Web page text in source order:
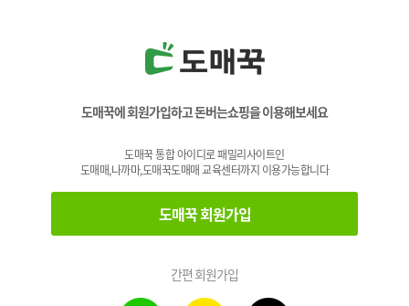
도매꾹에 회원가입하고 돈버는쇼핑을 이용해보세요
도매꾹 통합 아이디로 패밀리사이트인
도매매,나까마,도매꾹도매매 교육센터까지 이용가능합니다
도매꾹 회원가입
간편 회원가입